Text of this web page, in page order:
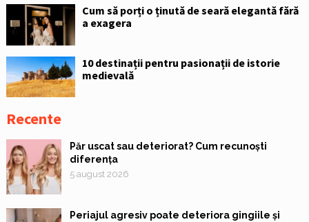
Cum să porți o ținută de seară elegantă fără
a exagera
10 destinații pentru pasionații de istorie
medievală
Recente
Păr uscat sau deteriorat? Cum recunoști
diferența
5 august 2026
Periajul agresiv poate deteriora gingiile și